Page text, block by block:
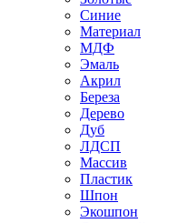
Синие
Материал
МДФ
Эмаль
Акрил
Береза
Дерево
Дуб
ЛДСП
Массив
Пластик
Шпон
Экошпон